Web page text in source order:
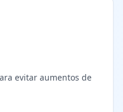
evitar aumentos de